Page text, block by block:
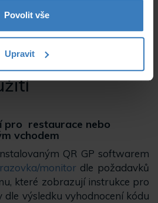
Povolit vše
Upravit
relé výstupem pro
světelné signalizace,
případně pro
pro restaurace nebo
vchodem
QR GP softwarem
monitordle požadavků
které zobrazují instrukce pro
dle výsledku vyhodnocení kódu